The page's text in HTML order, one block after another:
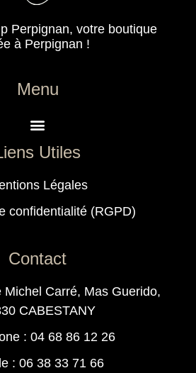
Perpignan, votre boutique
à Perpignan !
Menu
Utiles
Légales
confidentialité (RGPD)
Contact
Michel Carré, Mas Guerido,
CABESTANY
: 04 68 86 12 26
: 06 38 33 71 66